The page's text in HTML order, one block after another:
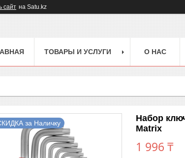
сайт на Satu.kz
ТОВАРЫ И УСЛУГИ О НАС
за Наличку
Набор
Matrix
1 996 ₸